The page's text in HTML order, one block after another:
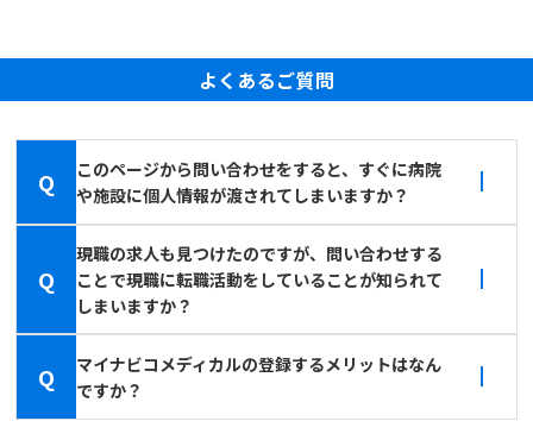
よくあるご質問
Q
このページから問い合わせをすると、すぐに病院
や施設に個人情報が渡されてしまいますか？
Q
現職の求人も見つけたのですが、問い合わせする
ことで現職に転職活動をしていることが知られて
しまいますか？
Q
マイナビコメディカルの登録するメリットはなん
ですか？